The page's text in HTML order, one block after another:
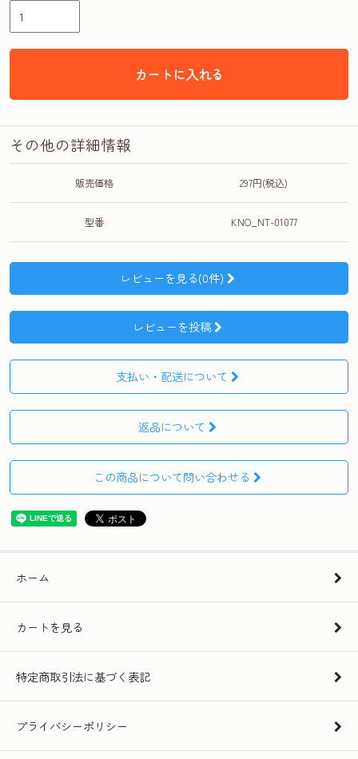
カートに入れる
その他の詳細情報
販売価格 297円(税込)
型番 KNO_NT-01077
レビューを見る(0件)
レビューを投稿
支払い・配送について
返品について
この商品について問い合わせる
ホーム
カートを見る
特定商取引法に基づく表記
プライバシーポリシー